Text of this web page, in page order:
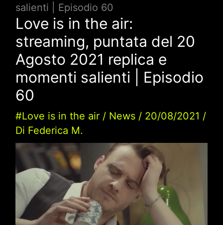
salienti | Episodio 60
Love is in the air:
streaming, puntata del 20
Agosto 2021 replica e
momenti salienti | Episodio
60
#Love is in the air/ News/ 20/08/2021 /
Di Federica M.